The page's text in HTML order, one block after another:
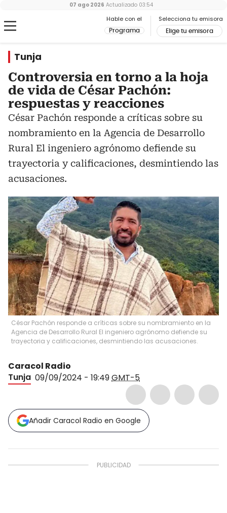
Hable con el
Programa
Selecciona tu emisora
Elige tu emisora
07 ago 2026 Actualizado 03:54
Tunja
Controversia en torno a la hoja
de vida de César Pachón:
respuestas y reacciones
César Pachón responde a críticas sobre su
nombramiento en la Agencia de Desarrollo
Rural El ingeniero agrónomo defiende su
trayectoria y calificaciones, desmintiendo las
acusaciones.
César Pachón responde a críticas sobre su nombramiento en la
Agencia de Desarrollo Rural El ingeniero agrónomo defiende su
trayectoria y calificaciones, desmintiendo las acusaciones.
Caracol Radio
Tunja 09/09/2024 - 19:49GMT-5
Añadir Caracol Radio en Google